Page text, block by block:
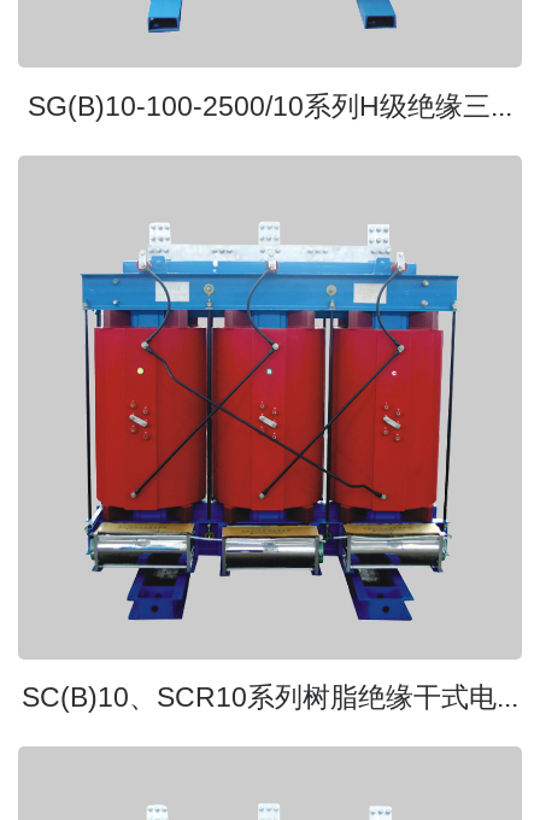
SG(B)10-100-2500/10系列H级绝缘三...
SC(B)10、SCR10系列树脂绝缘干式电...